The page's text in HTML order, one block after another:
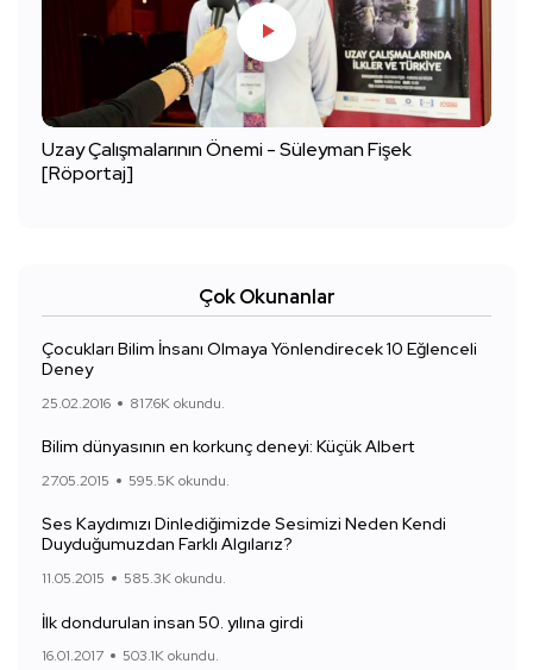
Uzay Çalışmalarının Önemi - Süleyman Fişek
[Röportaj]
Çok Okunanlar
Çocukları Bilim İnsanı Olmaya Yönlendirecek 10 Eğlenceli
Deney
25.02.2016 817.6K okundu.
Bilim dünyasının en korkunç deneyi: Küçük Albert
27.05.2015 595.5K okundu.
Ses Kaydımızı Dinlediğimizde Sesimizi Neden Kendi
Duyduğumuzdan Farklı Algılarız?
11.05.2015 585.3K okundu.
İlk dondurulan insan 50. yılına girdi
16.01.2017 503.1K okundu.